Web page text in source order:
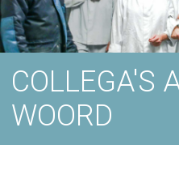
COLLEGA'S
WOORD